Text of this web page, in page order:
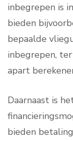
inbegrepen is
bieden
bepaalde
inbegrepen,
apart
Daarnaast is
bieden